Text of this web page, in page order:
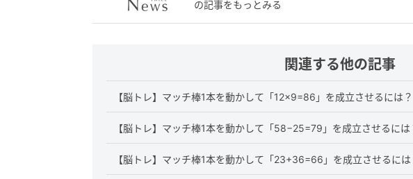
の記事をもっとみる
関連する他の記事
【脳トレ】マッチ棒1本を動かして「12×9=86」を成立させるには？
【脳トレ】マッチ棒1本を動かして「58−25=79」を成立させるには
【脳トレ】マッチ棒1本を動かして「23+36=66」を成立させるには